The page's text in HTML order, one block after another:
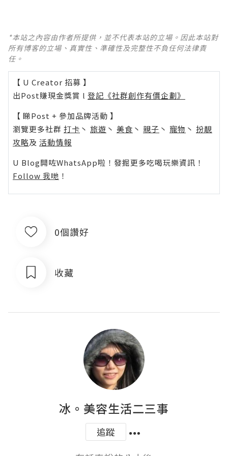
*本站之內容由作者所提供，並不代表本站的立場。因此本站對
所有博客的立場、真實性、準確性及完整性不負任何法律責
任。
【 U Creator 招募 】
出Post賺現金獎賞 l 登記《社群創作有價企劃》
【 睇Post + 參加品牌活動 】
瀏覽更多社群 打卡 丶 旅遊 丶 美食 丶 親子 丶 寵物 丶 扮靚
攻略及 活動情報
U Blog開咗WhatsApp啦！發掘更多吃喝玩樂資訊！
Follow 我哋 ！
0個讚好
收藏
冰。美容生活二三事
追蹤